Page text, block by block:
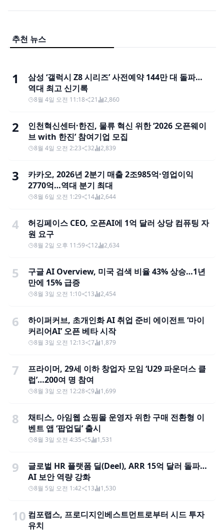
추천 뉴스
1
삼성 ‘갤럭시 Z8 시리즈’ 사전예약 144만 대 돌파…
역대 최고 신기록
8월 4일 오전 11:18 21 2,860
2
인천혁신센터·한진, 물류 혁신 위한 ‘2026 오픈웨이
브 with 한진’ 참여기업 모집
8월 4일 오전 2:23 32 2,839
3
카카오, 2026년 2분기 매출 2조985억·영업이익
2770억…역대 분기 최대
8월 6일 오전 1:29 14 2,644
4
허깅페이스 CEO, 오픈AI에 1억 달러 상당 컴퓨팅 자
원 요구
8월 2일 오후 11:59 12 2,634
5
구글 AI Overview, 미국 검색 비율 43% 상승…1년
만에 15% 급증
8월 3일 오전 1:10 13 2,454
6
하이퍼커브, 초개인화 AI 취업 준비 에이전트 ‘마이
커리어AI’ 오픈 베타 시작
8월 3일 오전 12:13 7 1,879
7
프라이머, 29세 이하 창업자 모임 ‘U29 파운더스 클
럽’…200여 명 참여
8월 3일 오전 12:28 9 1,699
8
채티스, 아임웹 쇼핑몰 운영자 위한 구매 전환형 이
벤트 앱 ‘팝업딜’ 출시
8월 3일 오전 4:35 5 1,531
9
글로벌 HR 플랫폼 딜(Deel), ARR 15억 달러 돌파…
AI 보안 역량 강화
8월 5일 오전 1:42 13 1,530
10 컴포랩스, 프로디지인베스트먼트로부터 시드 투자
유치